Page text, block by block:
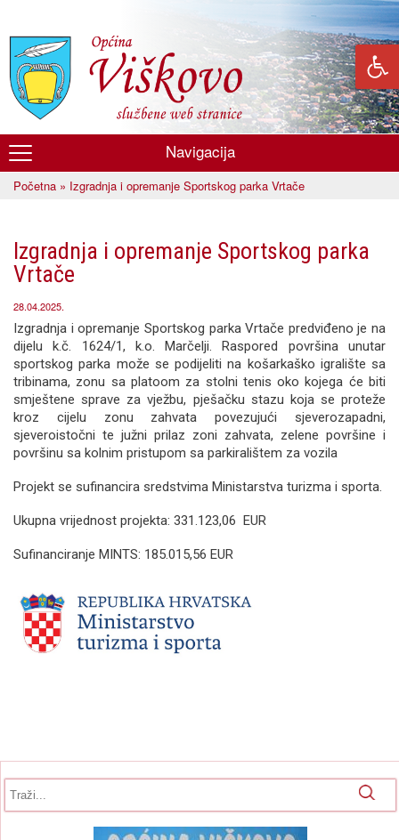
glavni
sadržaj
Općina
Viškovo
Navigacija
Početna » Izgradnja i opremanje Sportskog parka Vrtače
Izgradnja i opremanje Sportskog parka
Vrtače
28.04.2025.
Izgradnja i opremanje Sportskog parka Vrtače predviđeno je na
dijelu k.č. 1624/1, k.o. Marčelji. Raspored površina unutar
sportskog parka može se podijeliti na košarkaško igralište sa
tribinama, zonu sa platoom za stolni tenis oko kojega će biti
smještene sprave za vježbu, pješačku stazu koja se proteže
kroz cijelu zonu zahvata povezujući sjeverozapadni,
sjeveroistočni te južni prilaz zoni zahvata, zelene površine i
površinu sa kolnim pristupom sa parkiralištem za vozila
Projekt se sufinancira sredstvima Ministarstva turizma i sporta.
Ukupna vrijednost projekta: 331.123,06 EUR
Sufinanciranje MINTS: 185.015,56 EUR